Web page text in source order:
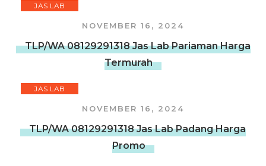
JAS LAB
NOVEMBER 16, 2024
TLP/WA 08129291318 Jas Lab Pariaman Harga
Termurah
JAS LAB
NOVEMBER 16, 2024
TLP/WA 08129291318 Jas Lab Padang Harga
Promo